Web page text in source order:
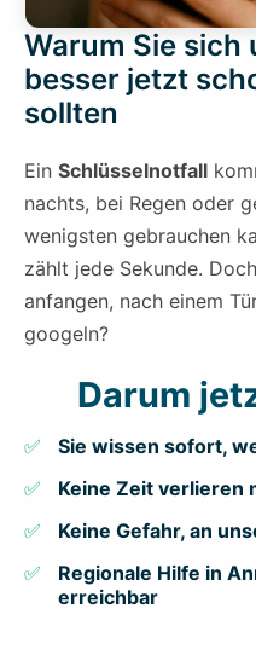
Warum Sie sich
besser jetzt
sollten
Ein Schlüsselnotfall
nachts, bei Regen oder
wenigsten gebrauchen
zählt jede Sekunde.
anfangen, nach einem
googeln?
Darum
Sie wissen sofort,
Keine Zeit verlieren
Keine Gefahr, an
Regionale Hilfe in
erreichbar